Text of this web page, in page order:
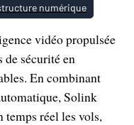
numérique
vidéo propulsée
sécurité en
En combinant
Solink
temps réel les vols,